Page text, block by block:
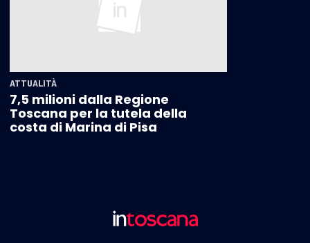
ATTUALITÀ
7,5 milioni dalla Regione
Toscana per la tutela della
costa di Marina di Pisa